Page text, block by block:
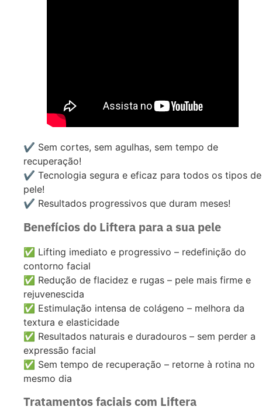
✔️ Sem cortes, sem agulhas, sem tempo de
recuperação!
✔️ Tecnologia segura e eficaz para todos os tipos de
pele!
✔️ Resultados progressivos que duram meses!
Benefícios do Liftera para a sua pele
✅ Lifting imediato e progressivo – redefinição do
contorno facial
✅ Redução de flacidez e rugas – pele mais firme e
rejuvenescida
✅ Estimulação intensa de colágeno – melhora da
textura e elasticidade
✅ Resultados naturais e duradouros – sem perder a
expressão facial
✅ Sem tempo de recuperação – retorne à rotina no
mesmo dia
Tratamentos faciais com Liftera